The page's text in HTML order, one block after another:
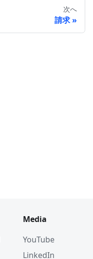
次へ
請求
Media
YouTube
LinkedIn